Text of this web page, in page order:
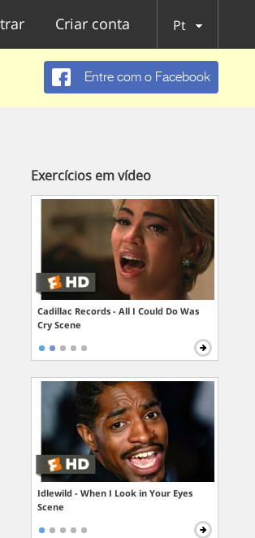
Criar conta Pt
Entre com o Facebook
Exercícios em vídeo
Cadillac Records - All I Could Do Was
Cry Scene
Idlewild - When I Look in Your Eyes
Scene